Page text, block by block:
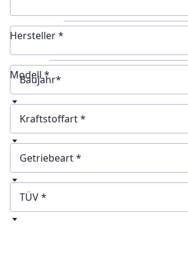
Hersteller *
Modell *
Baujahr
Kraftstoffart
Getriebeart